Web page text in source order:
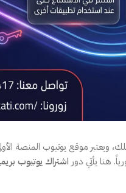
ويعتبر موقع يوتيوب المنصة
هنا يأتي دور اشتراك يوتيوب